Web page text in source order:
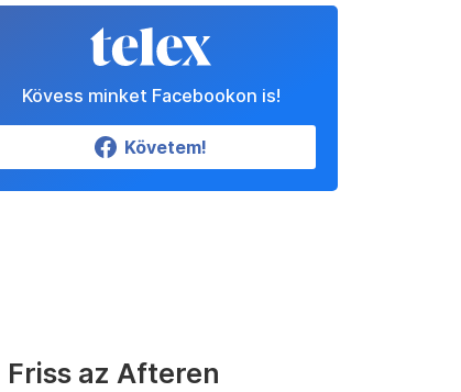
Kövess minket Facebookon is!
Követem!
Friss az Afteren